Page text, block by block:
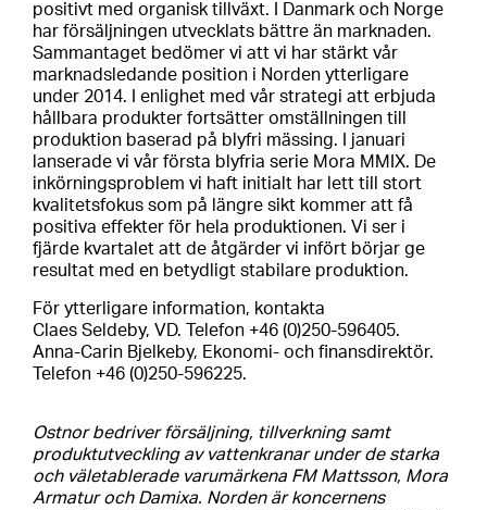
positivt med organisk tillväxt. I Danmark och Norge
har försäljningen utvecklats bättre än marknaden.
Sammantaget bedömer vi att vi har stärkt vår
marknadsledande position i Norden ytterligare
under 2014. I enlighet med vår strategi att erbjuda
hållbara produkter fortsätter omställningen till
produktion baserad på blyfri mässing. I januari
lanserade vi vår första blyfria serie Mora MMIX. De
inkörningsproblem vi haft initialt har lett till stort
kvalitetsfokus som på längre sikt kommer att få
positiva effekter för hela produktionen. Vi ser i
fjärde kvartalet att de åtgärder vi infört börjar ge
resultat med en betydligt stabilare produktion.
För ytterligare information, kontakta
Claes Seldeby, VD. Telefon +46 (0)250-596405.
Anna-Carin Bjelkeby, Ekonomi- och finansdirektör.
Telefon +46 (0)250-596225.
Ostnor bedriver försäljning, tillverkning samt
produktutveckling av vattenkranar under de starka
och väletablerade varumärkena FM Mattsson, Mora
Armatur och Damixa. Norden är koncernens